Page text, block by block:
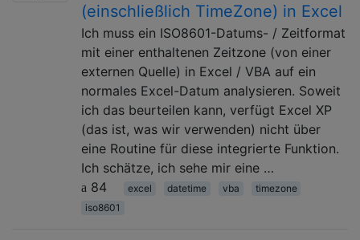
(einschließlich TimeZone) in Excel
Ich muss ein ISO8601-Datums- / Zeitformat
mit einer enthaltenen Zeitzone (von einer
externen Quelle) in Excel / VBA auf ein
normales Excel-Datum analysieren. Soweit
ich das beurteilen kann, verfügt Excel XP
(das ist, was wir verwenden) nicht über
eine Routine für diese integrierte Funktion.
Ich schätze, ich sehe mir eine …
84
excel datetime vba
timezone
iso8601